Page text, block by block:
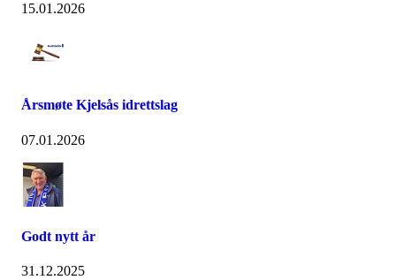
15.01.2026
Årsmøte Kjelsås idrettslag
07.01.2026
Godt nytt år
31.12.2025